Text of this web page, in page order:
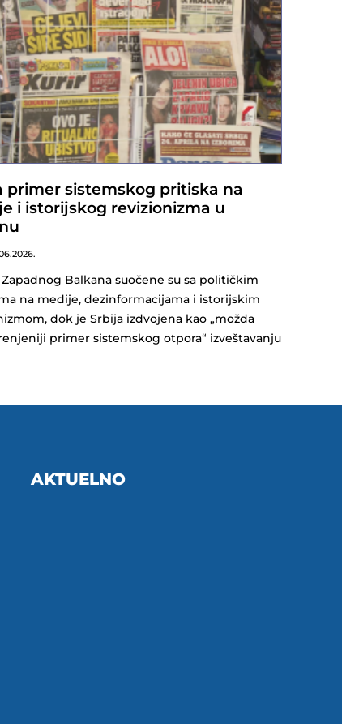
primer sistemskog pritiska na
i istorijskog revizionizma u
Balkana suočene su sa političkim
na medije, dezinformacijama i istorijskim
dok je Srbija izdvojena kao „možda
primer sistemskog otpora“ izveštavanju
AKTUELNO